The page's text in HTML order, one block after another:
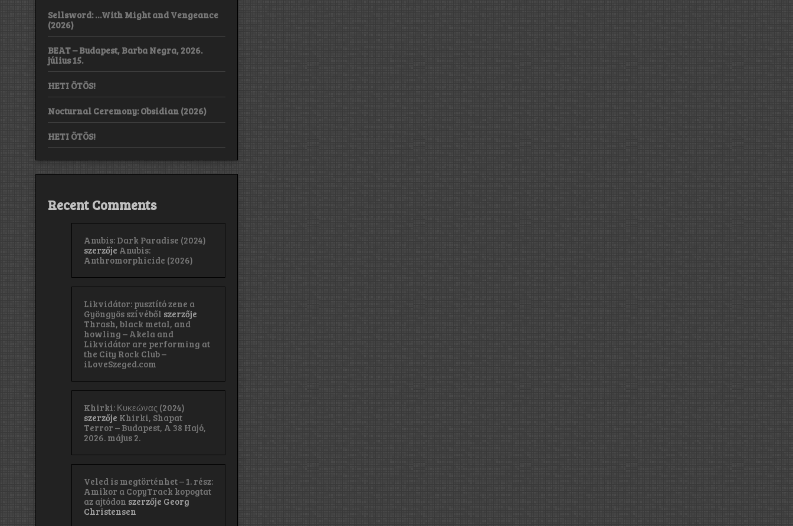
Sellsword: …With Might and Vengeance
(2026)
BEAT – Budapest, Barba Negra, 2026.
július 15.
HETI ÖTÖS!
Nocturnal Ceremony: Obsidian (2026)
HETI ÖTÖS!
Recent Comments
Anubis: Dark Paradise (2024)
szerzője Anubis:
Anthromorphicide (2026)
Likvidátor: pusztító zene a
Gyöngyös szívéből szerzője
Thrash, black metal, and
howling – Akela and
Likvidátor are performing at
the City Rock Club –
iLoveSzeged.com
Khirki: Κ​υ​κ​ε​ώ​ν​α​ς (2024)
szerzője Khirki, Shapat
Terror – Budapest, A 38 Hajó,
2026. május 2.
Veled is megtörténhet – 1. rész:
Amikor a CopyTrack kopogtat
az ajtódon szerzője Georg
Christensen